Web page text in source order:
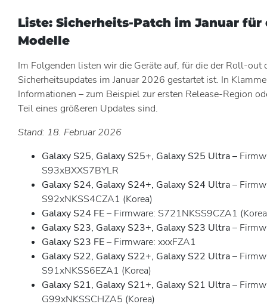
Liste: Sicherheits-Patch im Januar für
Modelle
Im Folgenden listen wir die Geräte auf, für die der Roll-out
Sicherheitsupdates im Januar 2026 gestartet ist. In
Informationen – zum Beispiel zur ersten Release-Region
Teil eines größeren Updates sind.
Stand: 18. Februar 2026
Galaxy S25, Galaxy S25+, Galaxy S25 Ultra –
S93xBXXS7BYLR
Galaxy S24, Galaxy S24+, Galaxy S24 Ultra–
S92xNKSS4CZA1 (Korea)
Galaxy S24 FE– Firmware: S721NKSS9CZA1
Galaxy S23, Galaxy S23+, Galaxy S23 Ultra–
Galaxy S23 FE– Firmware: xxxFZA1
Galaxy S22, Galaxy S22+, Galaxy S22 Ultra–
S91xNKSS6EZA1 (Korea)
Galaxy S21, Galaxy S21+, Galaxy S21 Ultra–
G99xNKSSCHZA5 (Korea)